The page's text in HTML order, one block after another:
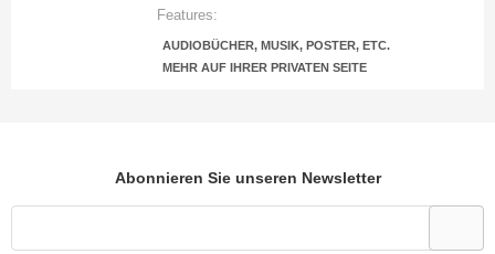
Features:
AUDIOBÜCHER, MUSIK, POSTER, ETC.
MEHR AUF IHRER PRIVATEN SEITE
Abonnieren Sie unseren Newsletter